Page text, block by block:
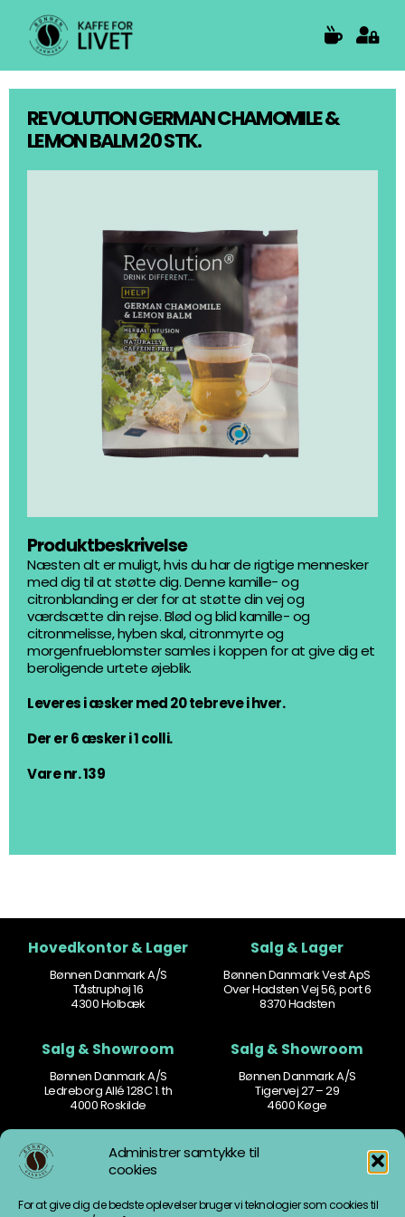
Administrer samtykke til
cookies
For at give dig de bedste oplevelser bruger vi teknologier som cookies til
content
REVOLUTION GERMAN CHAMOMILE &
LEMON BALM 20 STK.
Produktbeskrivelse
Næsten alt er muligt, hvis du har de rigtige mennesker
med dig til at støtte dig. Denne kamille- og
citronblanding er der for at støtte din vej og
værdsætte din rejse. Blød og blid kamille- og
citronmelisse, hyben skal, citronmyrte og
morgenfrueblomster samles i koppen for at give dig et
beroligende urtete øjeblik.
Leveres i æsker med 20 tebreve i hver.
Der er 6 æsker i 1 colli.
Vare nr. 139
Hovedkontor & Lager
Bønnen Danmark A/S
Tåstruphøj 16
4300 Holbæk
Salg & Lager
Bønnen Danmark Vest ApS
Over Hadsten Vej 56, port 6
8370 Hadsten
Salg & Showroom
Bønnen Danmark A/S
Ledreborg Allé 128C 1. th
4000 Roskilde
Salg & Showroom
Bønnen Danmark A/S
Tigervej 27 – 29
4600 Køge
Kontakt
77 77 60 60
mail.vest@bonnen.dk
Åbningstider
Weekend: Lukket